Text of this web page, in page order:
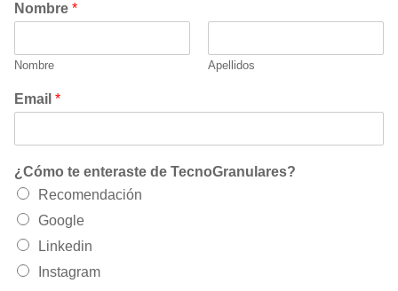
Nombre *
Nombre Apellidos
Email *
¿Cómo te enteraste de TecnoGranulares?
Recomendación
Google
Linkedin
Instagram